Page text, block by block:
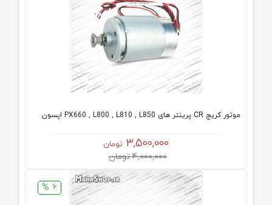
موتور کریج CR پرینتر های PX660 , L800 , L810 , L850 اپسون
3,500,000 تومان
4,000,000 تومان
6 %